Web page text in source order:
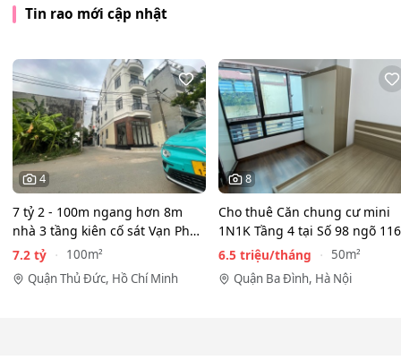
Tin rao mới cập nhật
4
7 tỷ 2 - 100m ngang hơn 8m
nhà 3 tầng kiên cố sát Vạn Phúc
City - HẺM XE HƠI…
7.2 tỷ
100m²
Quận Thủ Đức, Hồ Chí Minh
8
Cho thuê Căn chung cư mini
1N1K Tầng 4 tại Số 98 ngõ 116
Phan Kế Bính, Ba Đình.…
6.5 triệu/tháng
50m²
Quận Ba Đình, Hà Nội